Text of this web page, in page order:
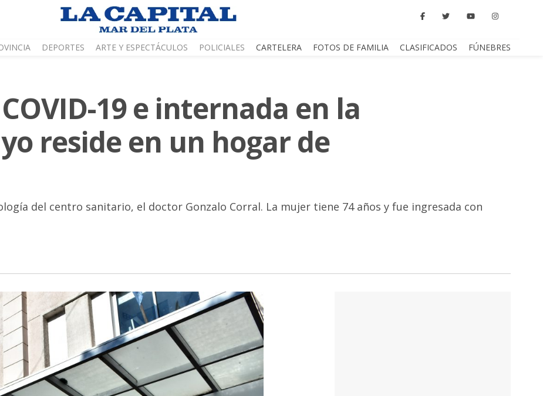
DEPORTES ARTE Y ESPECTÁCULOS POLICIALES CARTELERA FOTOS DE FAMILIA CLASIFICADOS FÚNEBRES
19 e internada en la
reside en un hogar de
del centro sanitario, el doctor Gonzalo Corral. La mujer tiene 74 años y fue ingresada con